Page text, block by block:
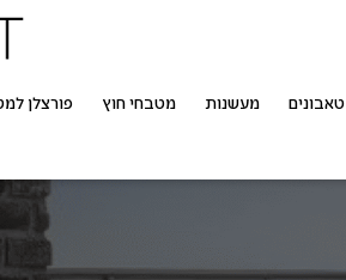
טאבונים מעשנות מטבחי חוץ פורצלן